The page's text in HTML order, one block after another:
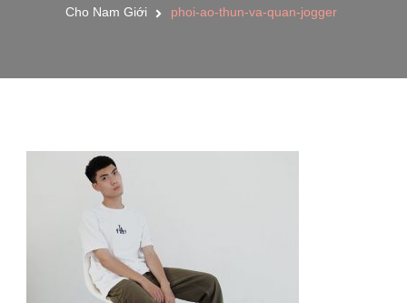
Cho Nam Giới
phoi-ao-thun-va-quan-jogger